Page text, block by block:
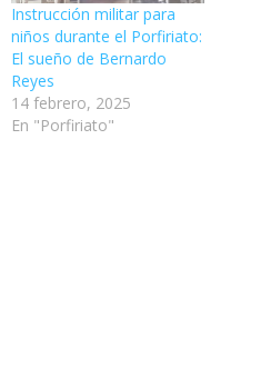
Instrucción militar para
niños durante el Porfiriato:
El sueño de Bernardo
Reyes
14 febrero, 2025
En "Porfiriato"